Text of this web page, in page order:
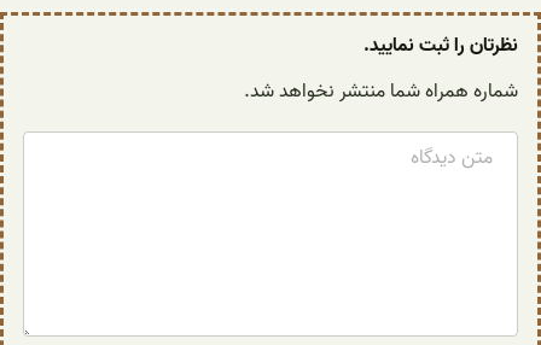
نظرتان را ثبت نمایید.
شماره همراه شما منتشر نخواهد شد.